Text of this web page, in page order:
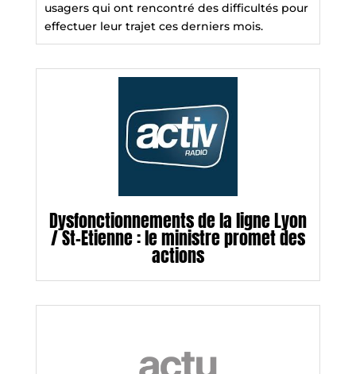
usagers qui ont rencontré des difficultés pour
effectuer leur trajet ces derniers mois.
Dysfonctionnements de la ligne Lyon
/ St-Etienne : le ministre promet des
actions